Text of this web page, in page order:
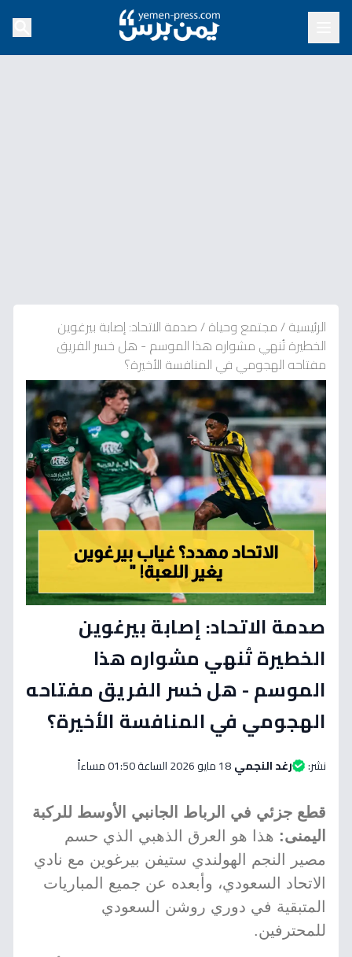
الرئيسية/مجتمع وحياة/صدمة الاتحاد: إصابة بيرغوين
الخطيرة تُنهي مشواره هذا الموسم - هل خسر الفريق
مفتاحه الهجومي في المنافسة الأخيرة؟
صدمة الاتحاد: إصابة بيرغوين
الخطيرة تُنهي مشواره هذا
الموسم - هل خسر الفريق مفتاحه
الهجومي في المنافسة الأخيرة؟
نشر: رغد النجمي18 مايو 2026 الساعة 01:50 مساءاً
قطع جزئي في الرباط الجانبي الأوسط للركبة
اليمنى: هذا هو العرق الذهبي الذي حسم
مصير النجم الهولندي ستيفن بيرغوين مع نادي
الاتحاد السعودي، وأبعده عن جميع المباريات
المتبقية في دوري روشن السعودي
للمحترفين.